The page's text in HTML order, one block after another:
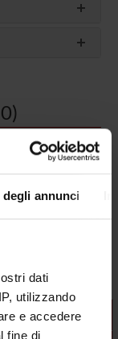
annunci
dati
utilizzando
e accedere
fine di